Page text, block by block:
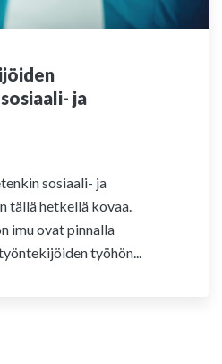
ja
sosiaali- ja
tällä hetkellä kovaa.
imu ovat pinnalla
työhön...